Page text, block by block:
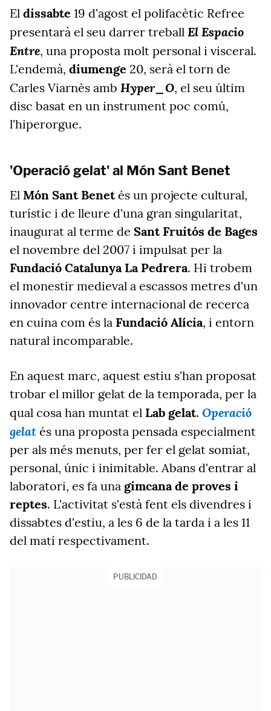
El dissabte 19 d'agost el polifacètic Refree
presentarà el seu darrer treball El Espacio
Entre, una proposta molt personal i visceral.
L'endemà, diumenge 20, serà el torn de
Carles Viarnès amb Hyper_O, el seu últim
disc basat en un instrument poc comú,
l'hiperorgue.
'Operació gelat' al Món Sant Benet
El Món Sant Benetés un projecte cultural,
turístic i de lleure d'una gran singularitat,
inaugurat al terme de Sant Fruitós de Bages
el novembre del 2007 i impulsat per la
Fundació Catalunya La Pedrera. Hi trobem
el monestir medieval a escassos metres d'un
innovador centre internacional de recerca
en cuina com és la Fundació Alícia, i entorn
natural incomparable.
En aquest marc, aquest estiu s'han proposat
trobar el millor gelat de la temporada, per la
qual cosa han muntat el Lab gelat. Operació
gelat és una proposta pensada especialment
per als més menuts, per fer el gelat somiat,
personal, únic i inimitable. Abans d'entrar al
laboratori, es fa una gimcana de proves i
reptes. L'activitat s'està fent els divendres i
dissabtes d'estiu, a les 6 de la tarda i a les 11
del matí respectivament.
PUBLICIDAD